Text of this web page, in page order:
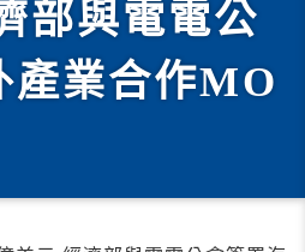
部與電電公
產業合作MO